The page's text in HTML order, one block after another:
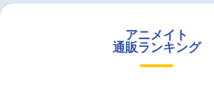
アニメイト
通販ランキング